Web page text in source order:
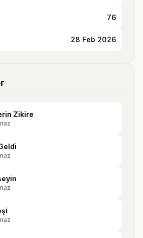
76
28 Feb 2026
Zikire